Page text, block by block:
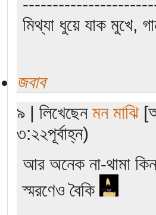
মিথ্যা ধুয়ে যাক মুখে,
জবাব
৯ | লিখেছেন মন মাঝি
৩:২২পূর্বাহ্ন)
আর অনেক না-থামা
স্মরণেও বৈকি